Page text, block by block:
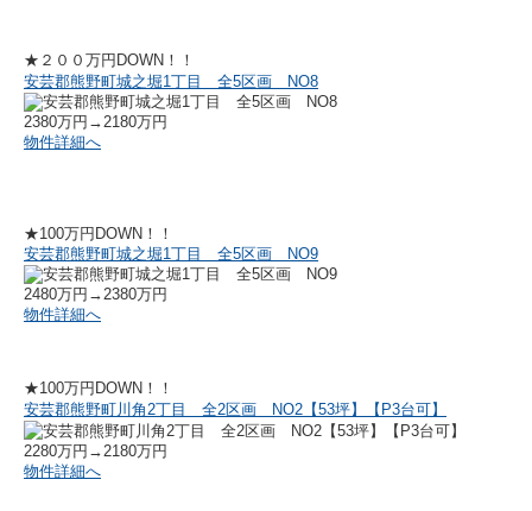
★２００万円DOWN！！
安芸郡熊野町城之堀1丁目 全5区画 NO8
2380万円→2180万円
物件詳細へ
★100万円DOWN！！
安芸郡熊野町城之堀1丁目 全5区画 NO9
2480万円→2380万円
物件詳細へ
★100万円DOWN！！
安芸郡熊野町川角2丁目 全2区画 NO2【53坪】【P3台可】
2280万円→2180万円
物件詳細へ